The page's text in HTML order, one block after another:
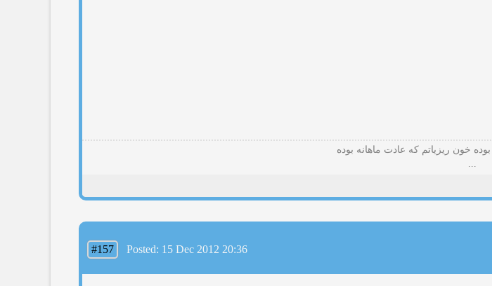
خون ریزیاتم که عادت ماهانه بوده
...
#157 Posted: 15 Dec 2012 20:36